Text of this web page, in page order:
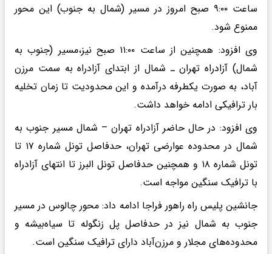
ساعت ۹:۰۰ صبح امروز در مسیر (شمال به جنوب) این محور
ممنوع شود.
وی افزود: همچنین از ساعت ۱۱:۰۰ صبح نیز،مسیر (جنوب به
شمال) آزادراه تهران ـ شمال از ابتدای آزادراه به سمت مرزن
آباد، به صورت یکطرفه درآمده و این محدودیت تا زمان تخلیه
بار ترافیکی ادامه خواهد داشت.
وی افزود: در حال حاضر آزادراه تهران – شمال مسیر جنوب به
شمال در محدوده عوارضی تهران، حدفاصل تونل شماره ۱۷ تا
تونل شماره ۱۸ و همچنین حدفاصل تونل البرز تا انتهای آزادراه
با ترافیک سنگین مواجه است.
جانشین پلیس راه راهور فراجا ادامه داد: محور چالوس در مسیر
جنوب به شمال نیز در حدفاصل پل زنگوله تا سیاه‌بیشه و
محدوده‌های مجلار و مرزن‌آباد دارای ترافیک سنگین است.